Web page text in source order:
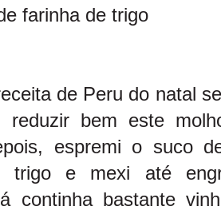
farinha de trigo
de Peru do natal
bem este
espremi o suco
trigo e mexi até
continha bastante